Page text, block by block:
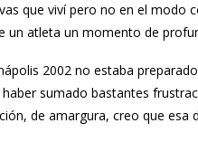
que viví pero no en el modo
un atleta un momento de
2002 no estaba
sumado bastantes
de amargura, creo que esa